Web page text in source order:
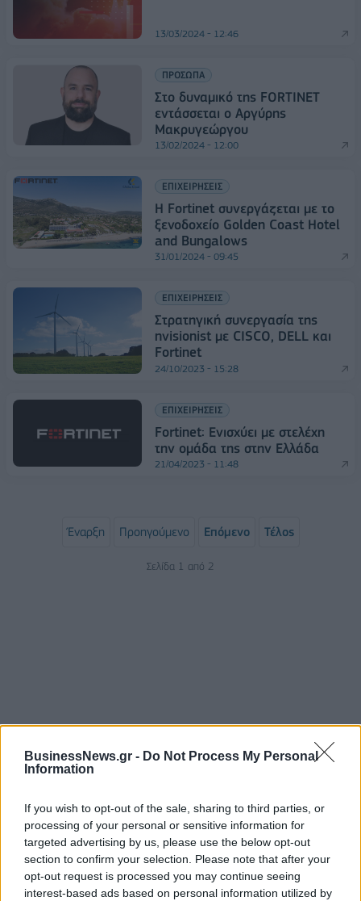
BusinessNews.gr - Do Not Process My Personal
Information
If you wish to opt-out of the sale, sharing to third parties, or
processing of your personal or sensitive information for
targeted advertising by us, please use the below opt-out
section to confirm your selection. Please note that after your
opt-out request is processed you may continue seeing
interest-based ads based on personal information utilized by
13/03/2024 - 12:46
ΠΡΟΣΩΠΑ
Στο δυναμικό της FORTINET
εντάσσεται ο Αργύρης
Μακρυγεώργου
13/02/2024 - 12:00
ΕΠΙΧΕΙΡΗΣΕΙΣ
Η Fortinet συνεργάζεται με το
ξενοδοχείο Golden Coast Hotel
and Bungalows
31/01/2024 - 09:45
ΕΠΙΧΕΙΡΗΣΕΙΣ
Στρατηγική συνεργασία της
nvisionist με CISCO, DELL και
Fortinet
24/10/2023 - 15:28
ΕΠΙΧΕΙΡΗΣΕΙΣ
Fortinet: Ενισχύει με στελέχη
την ομάδα της στην Ελλάδα
21/04/2023 - 11:48
Έναρξη Προηγούμενο Επόμενο Τέλος
Σελίδα 1 από 2
ΡΟΗ ΕΙΔΗΣΕΩΝ
Κορυφώνεται η έξοδος του Αυγούστου – Πάνω από
56.000 επιβάτες αναχωρούν σήμερα από τα
λιμάνια της Αττικής
08/08/2026 - 14:30 ΕΛΛΑΔΑ